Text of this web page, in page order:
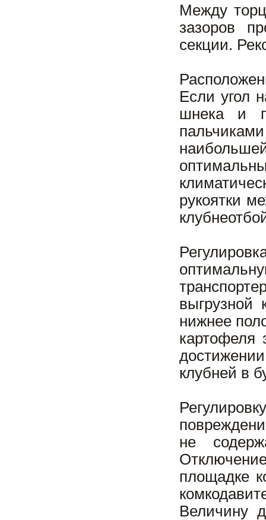
Между
зазоров
секции.
Если угол
шнека и
рукоятки
выгрузной
нижнее
картофеля
клубней в
не
площадке
Величину